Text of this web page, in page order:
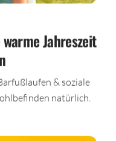
Jahreszeit
& soziale
natürlich.